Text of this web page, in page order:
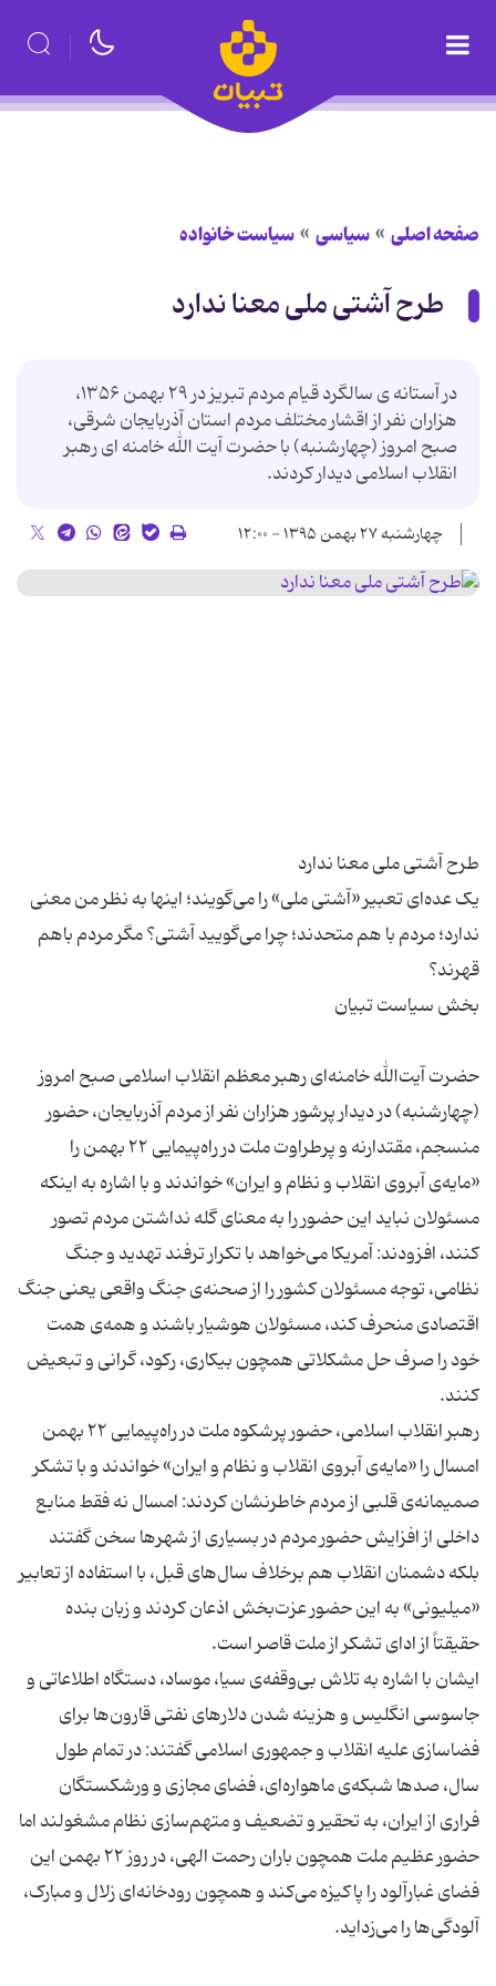
صفحه اصلی سیاسی سیاست خانواده
طرح آشتی ملی معنا ندارد
در آستانه ی سالگرد قیام مردم تبریز در ۲۹ بهمن ۱۳۵۶،
هزاران نفر از اقشار مختلف مردم استان آذربایجان شرقی،
صبح امروز (چهارشنبه) با حضرت آیت الله خامنه ای رهبر
انقلاب اسلامی دیدار کردند.
چهارشنبه ۲۷ بهمن ۱۳۹۵ - ۱۲:۰۰
یک عده‌ای تعبیر «آشتی ملی» را می‌گویند؛ اینها به نظر من معنی
ندارد؛ مردم با هم متحدند؛ چرا می‌گویید آشتی؟ مگر مردم باهم
حضرت آیت‌الله خامنه‌ای رهبر معظم انقلاب اسلامی صبح امروز
(چهارشنبه) در دیدار پرشور هزاران نفر از مردم آذربایجان، حضور
منسجم، مقتدارنه و پرطراوت ملت در راه‌پیمایی ۲۲ بهمن را
«مایه‌ی آبروی انقلاب و نظام و ایران» خواندند و با اشاره به اینکه
مسئولان نباید این حضور را به معنای گله نداشتن مردم تصور
کنند، افزودند: آمریکا می‌خواهد با تکرار ترفند تهدید و جنگ
نظامی، توجه مسئولان کشور را از صحنه‌ی جنگ واقعی یعنی جنگ
اقتصادی منحرف کند، مسئولان هوشیار باشند و همه‌ی همت
خود را صرف حل مشکلاتی همچون بیکاری، رکود، گرانی و تبعیض
رهبر انقلاب اسلامی، حضور پرشکوه ملت در راه‌پیمایی ۲۲ بهمن
امسال را «مایه‌ی آبروی انقلاب و نظام و ایران» خواندند و با تشکر
صمیمانه‌ی قلبی از مردم خاطرنشان کردند: امسال نه فقط منابع
داخلی از افزایش حضور مردم در بسیاری از شهرها سخن گفتند
بلکه دشمنان انقلاب هم برخلاف سال‌های قبل، با استفاده از تعابیر
«میلیونی» به این حضور عزت‌بخش اذعان کردند و زبان بنده
ایشان با اشاره به تلاش بی‌وقفه‌ی سیا، موساد، دستگاه اطلاعاتی و
جاسوسی انگلیس و هزینه شدن دلارهای نفتی قارون‌ها برای
فضاسازی علیه انقلاب و جمهوری اسلامی گفتند: در تمام طول
سال، صدها شبکه‌ی ماهواره‌ای، فضای مجازی و ورشکستگان
فراری از ایران، به تحقیر و تضعیف و متهم‌سازی نظام مشغولند اما
حضور عظیم ملت همچون باران رحمت الهی، در روز ۲۲ بهمن این
فضای غبارآلود را پاکیزه می‌کند و همچون رودخانه‌ای زلال و مبارک،